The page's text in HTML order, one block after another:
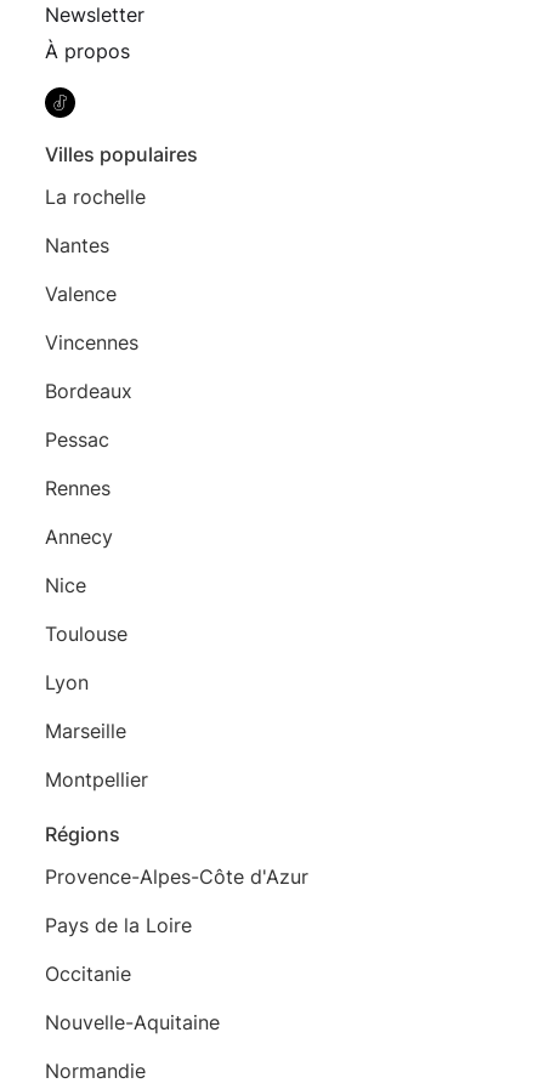
Newsletter
À propos
Villes populaires
La rochelle
Nantes
Valence
Vincennes
Bordeaux
Pessac
Rennes
Annecy
Nice
Toulouse
Lyon
Marseille
Montpellier
Régions
Provence-Alpes-Côte d'Azur
Pays de la Loire
Occitanie
Nouvelle-Aquitaine
Normandie